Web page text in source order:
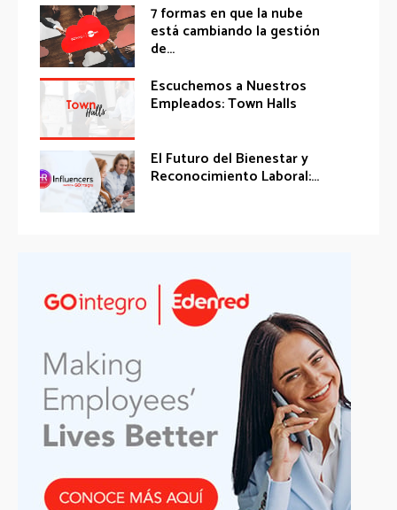
7 formas en que la nube
está cambiando la gestión
de...
Escuchemos a Nuestros
Empleados: Town Halls
El Futuro del Bienestar y
Reconocimiento Laboral:...